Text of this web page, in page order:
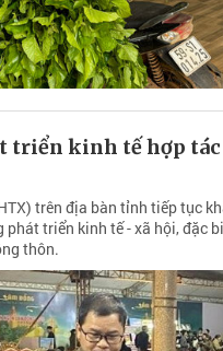
triển kinh tế hợp
trên địa bàn tỉnh tiếp tục
triển kinh tế - xã hội, đặc
thôn.